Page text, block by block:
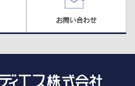
お問い合わせ